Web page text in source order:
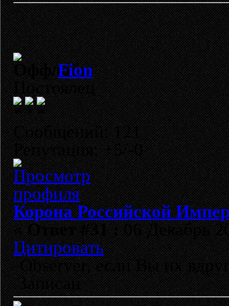
Fion
Постоялец
Сообщений: 121
Репутация: +5/-0
Корона Российской
«Ответ #31 :06 Декабрь
Цитировать
Observer, если Вы их
Записан